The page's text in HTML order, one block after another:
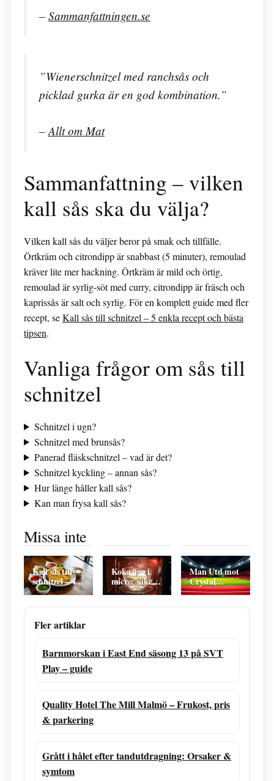
–Sammanfattningen.se
”Wienerschnitzel med ranchsås och
picklad gurka är en god kombination.”
–Allt om Mat
Sammanfattning – vilken
kall sås ska du välja?
Vilken kall sås du väljer beror på smak och tillfälle.
Örtkräm och citrondipp är snabbast (5 minuter), remoulad
kräver lite mer hackning. Örtkräm är mild och örtig,
remoulad är syrlig-söt med curry, citrondipp är fräsch och
kaprissås är salt och syrlig. För en komplett guide med fler
recept, seKall sås till schnitzel – 5 enkla recept och bästa
tipsen.
Vanliga frågor om sås till
schnitzel
Schnitzel i ugn?
Schnitzel med brunsås?
Panerad fläskschnitzel – vad är det?
Schnitzel kyckling – annan sås?
Hur länge håller kall sås?
Kan man frysa kall sås?
Missa inte
Bonde söker
fru 2025:
Nathalie har
separerat
strandparadis
Behandling
Kall sås till
schnitzel – 4
enkla och
Koka ägg i
micro: säker
guide utan
steg för steg
Man Utd mot
Crystal
Palace:
och mål
Fler artiklar
Barnmorskan i East End säsong 13 på SVT
Play – guide
Quality Hotel The Mill Malmö – Frukost, pris
& parkering
Grått i hålet efter tandutdragning: Orsaker &
symtom